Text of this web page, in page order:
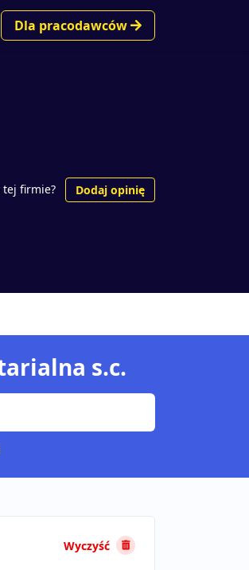
Dla pracodawców
tej firmie? Dodaj opinię
s.c.
Wyczyść